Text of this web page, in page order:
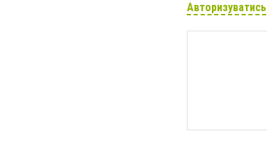
Авторизуватись